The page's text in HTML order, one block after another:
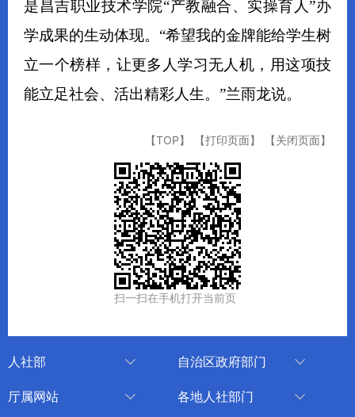
是昌吉职业技术学院“产教融合、实操育人”办
学成果的生动体现。“希望我的金牌能给学生树
立一个榜样，让更多人学习无人机，用这项技
能立足社会、活出精彩人生。”兰雨龙说。
【TOP】 【打印页面】 【关闭页面】
扫一扫在手机打开当前页
人社部 自治区政府部门
审计厅
厅属网站 各地人社部门